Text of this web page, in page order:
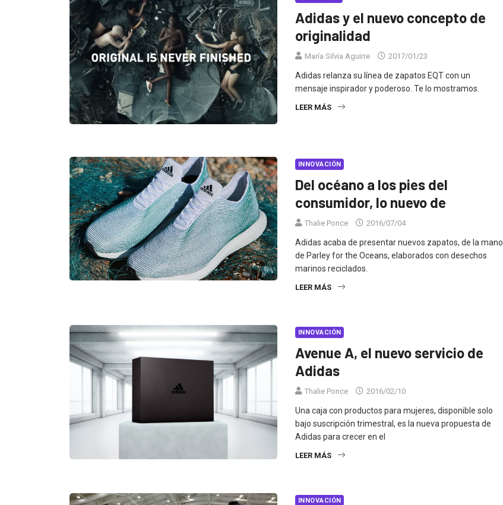
Adidas y el nuevo concepto de
originalidad
María Silvia Aguirre 2017/01/23
Adidas relanza su línea de zapatos EQT con un
mensaje inspirador y poderoso. Te lo mostramos.
LEER MÁS
INNOVACIÓN
Del océano a los pies del
consumidor, lo nuevo de
Thalie Ponce 2016/07/04
Adidas acaba de presentar nuevos zapatos, de la mano
de Parley for the Oceans, elaborados con desechos
marinos reciclados.
LEER MÁS
INNOVACIÓN
Avenue A, el nuevo servicio de
Adidas
Thalie Ponce 2016/02/10
Una caja con productos para mujeres, disponible solo
bajo suscripción trimestral, es la nueva propuesta de
Adidas para crecer en el
LEER MÁS
INNOVACIÓN